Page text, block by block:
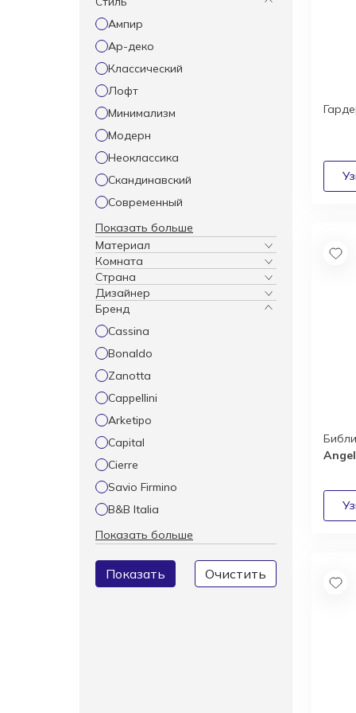
Ампир
Ар-деко
Классический
Лофт
Минимализм
Модерн
Неоклассика
Скандинавский
Современный
Показать больше
Материал
Комната
Страна
Дизайнер
Бренд
Cassina
Bonaldo
Zanotta
Cappellini
Arketipo
Capital
Cierre
Savio Firmino
B&B Italia
Показать больше
Показать